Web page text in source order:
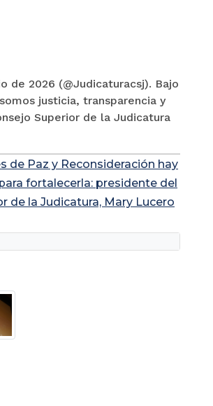
de 2026 (@Judicaturacsj). Bajo
justicia, transparencia y
Superior de la Judicatura
de Paz y Reconsideración hay
fortalecerla: presidente del
de la Judicatura, Mary Lucero